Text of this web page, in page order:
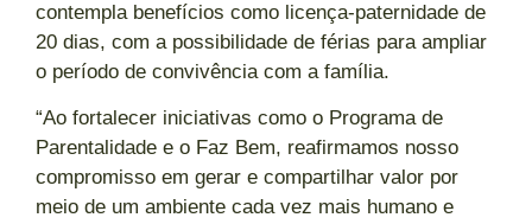
contempla benefícios como licença-paternidade de
20 dias, com a possibilidade de férias para ampliar
o período de convivência com a família.
“Ao fortalecer iniciativas como o Programa de
Parentalidade e o Faz Bem, reafirmamos nosso
compromisso em gerar e compartilhar valor por
meio de um ambiente cada vez mais humano e